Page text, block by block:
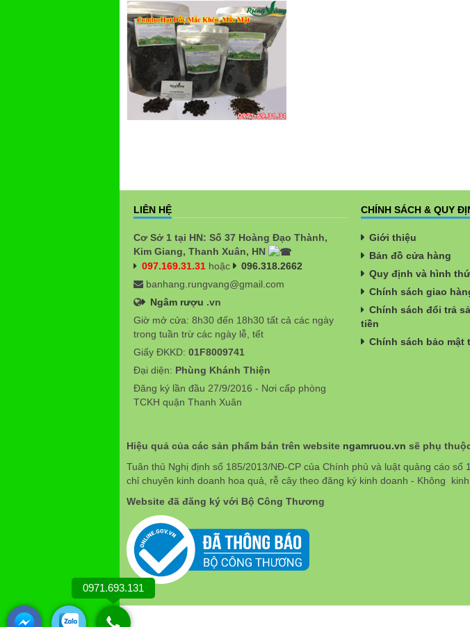
LIÊN HỆ
Cơ Sở 1 tại HN: Số 37 Hoàng Đạo Thành,
Kim Giang, Thanh Xuân, HN
097.169.31.31 hoặc
096.318.2662
banhang.rungvang@gmail.com
Ngâm rượu .vn
Giờ mở cửa: 8h30 đến 18h30 tất cả các ngày
trong tuần trừ các ngày lễ, tết
Giấy ĐKKD: 01F8009741
Đại diện: Phùng Khánh Thiện
Đăng ký lần đầu 27/9/2016 - Nơi cấp phòng
TCKH quận Thanh Xuân
CHÍNH SÁCH & QUY
Giới thiệu
Bản đồ cửa hàng
Quy định và hình
Chính sách giao
Chính sách đổi trả
tiền
Chính sách bảo mật
Hiệu quả của các sản phẩm bán trên website ngamruou.vn sẽ phụ
Tuân thủ Nghị định số 185/2013/NĐ-CP của Chính phủ và luật quảng cáo số
chỉ chuyên kinh doanh hoa quả, rễ cây theo đăng ký kinh doanh - Không
Website đã đăng ký với Bộ Công Thương
0971.693.131